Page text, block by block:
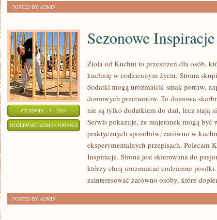
POSTED BY ADMIN
CZERWIEC - 7 - 2026
MOŻLIWOŚĆ KOMENTOWANIA SEZONOWE
INSPIRACJE
Sezonowe Inspiracje
Zioła od Kuchni to przestrzeń dla osób,
kuchnię w codziennym życiu. Strona
dodatki mogą urozmaicić smak potraw,
domowych przetworów. To domowa
nie są tylko dodatkiem do dań, lecz stają
Serwis pokazuje, że majeranek mogą
praktycznych sposobów, zarówno w
eksperymentalnych przepisach. Polecam
Inspiracje. Strona jest skierowana do
którzy chcą urozmaicać codzienne
zainteresować zarówno osoby, które
POSTED BY ADMIN